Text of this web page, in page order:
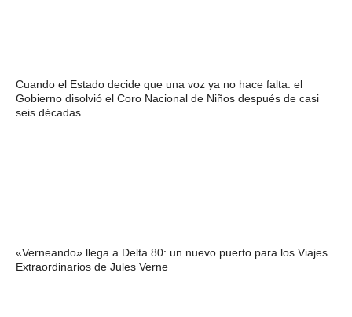
Cuando el Estado decide que una voz ya no hace falta: el
Gobierno disolvió el Coro Nacional de Niños después de casi
seis décadas
«Verneando» llega a Delta 80: un nuevo puerto para los Viajes
Extraordinarios de Jules Verne